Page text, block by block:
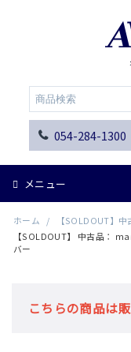
054-284-1300
メニュー
ホーム / 【SOLDOUT】
【SOLDOUT】 中古品：
バー
こちらの商品は